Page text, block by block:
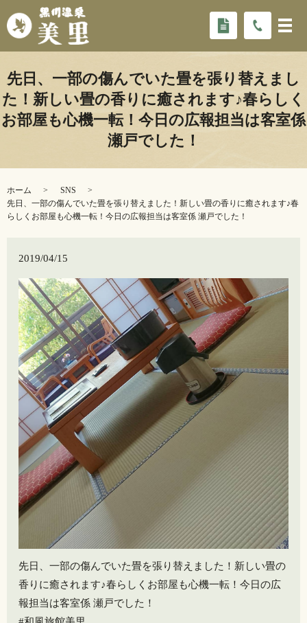
先日、一部の傷んでいた畳を張り替えまし
た！新しい畳の香りに癒されます♪春らしく
お部屋も心機一転！今日の広報担当は客室係
瀬戸でした！
ホーム
SNS
先日、一部の傷んでいた畳を張り替えました！新しい畳の香りに癒されます♪春
らしくお部屋も心機一転！今日の広報担当は客室係 瀬戸でした！
2019/04/15
先日、一部の傷んでいた畳を張り替えました！新しい畳の
香りに癒されます♪春らしくお部屋も心機一転！今日の広
報担当は客室係 瀬戸でした！